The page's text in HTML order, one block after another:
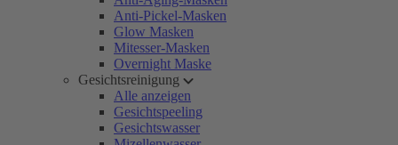
Anti-Pickel-Masken
Glow Masken
Mitesser-Masken
Overnight Maske
Gesichtsreinigung
Alle anzeigen
Gesichtspeeling
Gesichtswasser